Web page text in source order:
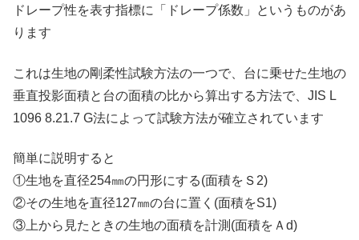
ドレープ性を表す指標に「ドレープ係数」というものがあ
ります
これは生地の剛柔性試験方法の一つで、台に乗せた生地の
垂直投影面積と台の面積の比から算出する方法で、JIS L
1096 8.21.7 G法によって試験方法が確立されています
簡単に説明すると
①生地を直径254㎜の円形にする(面積をＳ2)
②その生地を直径127㎜の台に置く(面積をS1)
③上から見たときの生地の面積を計測(面積をＡd)